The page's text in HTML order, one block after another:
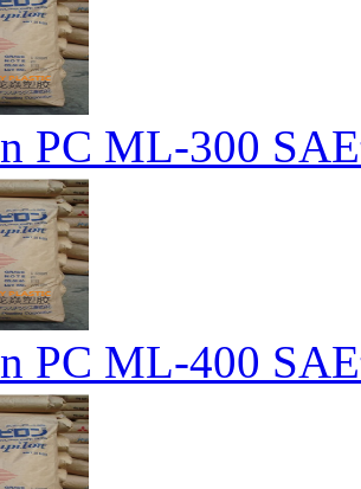
PC ML-300
PC ML-400